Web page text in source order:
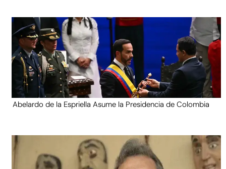
Abelardo de la Espriella Asume la Presidencia de Colombia